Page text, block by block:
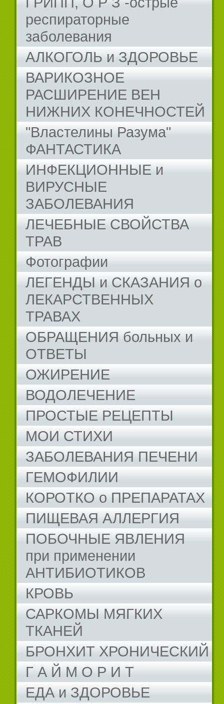
респираторные
заболевания
АЛКОГОЛЬ и ЗДОРОВЬЕ
ВАРИКОЗНОЕ
РАСШИРЕНИЕ ВЕН
НИЖНИХ КОНЕЧНОСТЕЙ
"Властелины Разума"
ФАНТАСТИКА
ИНФЕКЦИОННЫЕ и
ВИРУСНЫЕ
ЗАБОЛЕВАНИЯ
ЛЕЧЕБНЫЕ СВОЙСТВА
ТРАВ
Фотографии
ЛЕГЕНДЫ и СКАЗАНИЯ о
ЛЕКАРСТВЕННЫХ
ТРАВАХ
ОБРАЩЕНИЯ больных и
ОТВЕТЫ
ОЖИРЕНИЕ
ВОДОЛЕЧЕНИЕ
ПРОСТЫЕ РЕЦЕПТЫ
МОИ СТИХИ
ЗАБОЛЕВАНИЯ ПЕЧЕНИ
ГЕМОФИЛИИ
КОРОТКО о ПРЕПАРАТАХ
ПИЩЕВАЯ АЛЛЕРГИЯ
ПОБОЧНЫЕ ЯВЛЕНИЯ
при применении
АНТИБИОТИКОВ
КРОВЬ
САРКОМЫ МЯГКИХ
ТКАНЕЙ
БРОНХИТ ХРОНИЧЕСКИЙ
Г А Й М О Р И Т
ЕДА и ЗДОРОВЬЕ